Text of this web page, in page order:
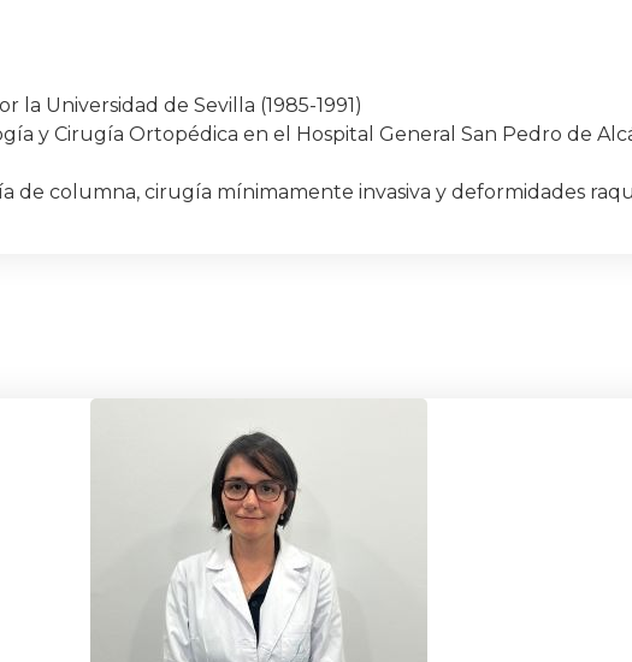
la Universidad de Sevilla (1985-1991)
y Cirugía Ortopédica en el Hospital General San Pedro de
de columna, cirugía mínimamente invasiva y deformidades